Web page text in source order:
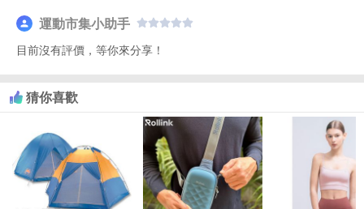
運動市集小助手
目前沒有評價，等你來分享！
猜你喜歡